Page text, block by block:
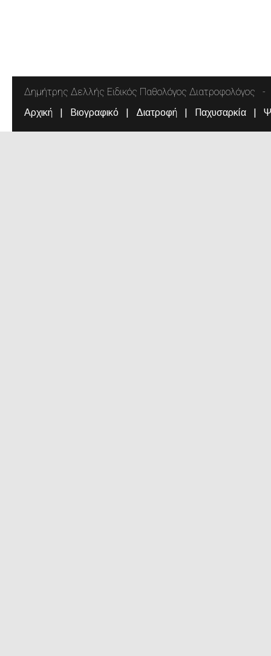
Δημήτρης Δελλής Ειδικός Παθολόγος Διατροφολόγος
Αρχική Βιογραφικό Διατροφή Παχυσαρκία